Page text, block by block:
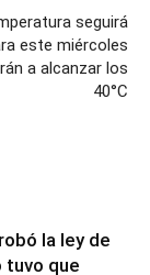
seguirá
este miércoles
a alcanzar los
40°C
la ley de
tuvo que